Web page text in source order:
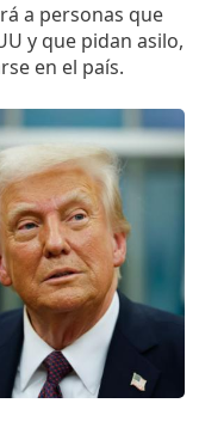
a personas que
y que pidan asilo,
en el país.